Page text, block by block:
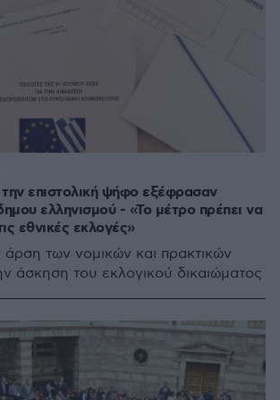
την επιστολική ψήφο εξέφρασαν
ελληνισμού - «Το μέτρο πρέπει να
εθνικές εκλογές»
άρση των νομικών και πρακτικών
άσκηση του εκλογικού δικαιώματος